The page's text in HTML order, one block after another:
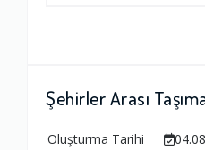
Şehirler Arası
Oluşturma Tarihi